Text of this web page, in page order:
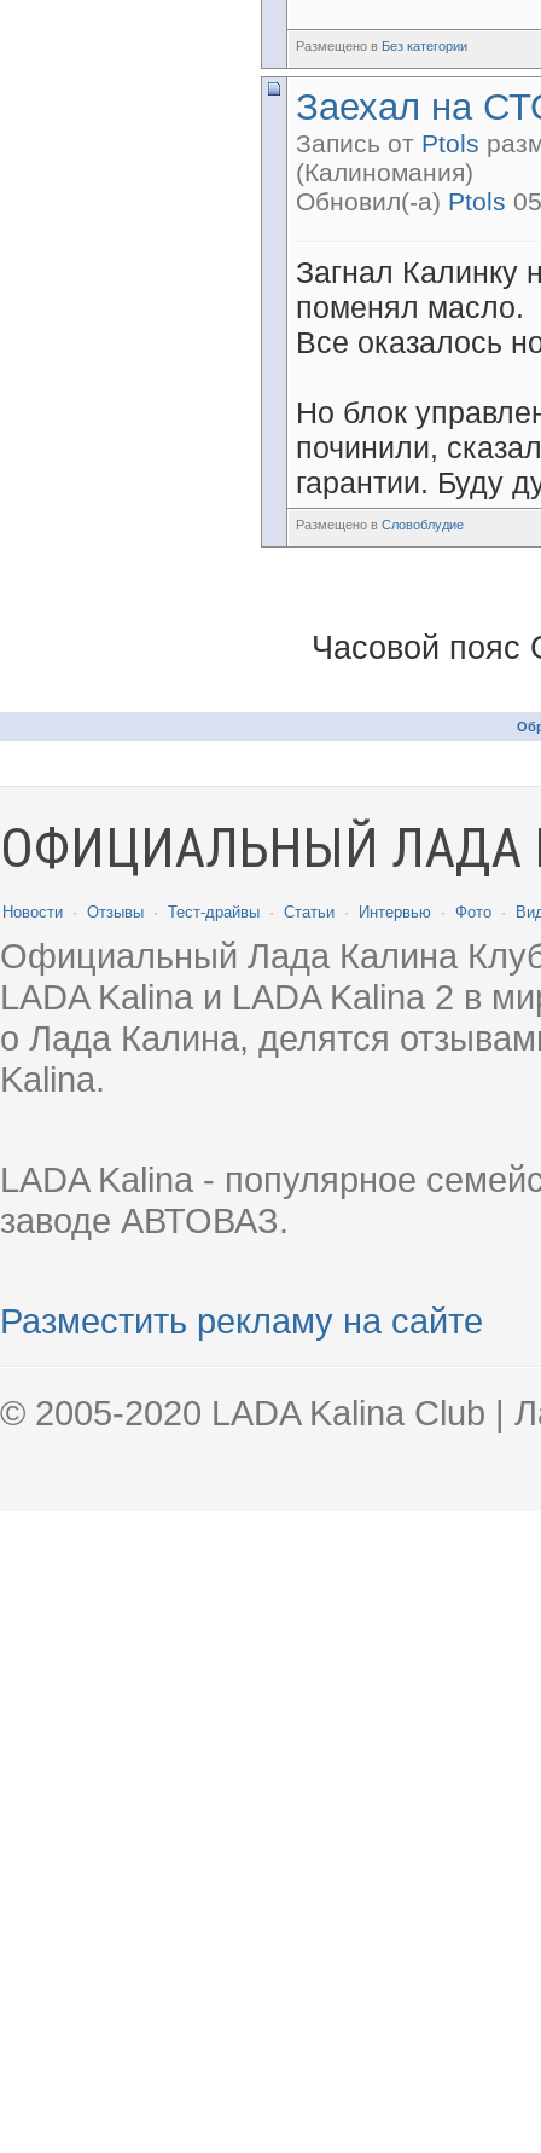
Размещено в Без категории
Заехал на
Запись от Ptols
(Калиномания)
Обновил(-а) Ptols
Загнал Калинку
поменял масло.
Все оказалось
Но блок
починили,
гарантии. Буду
Размещено в Словоблудие
Часовой пояс
ОФИЦИАЛЬНЫЙ ЛАДА
Новости · Отзывы · Тест-драйвы · Статьи · Интервью · Фото ·
Официальный Лада Калина
LADA Kalina и LADA Kalina 2 в
о Лада Калина, делятся
Kalina.
LADA Kalina - популярное
заводе АВТОВАЗ.
Разместить рекламу на сайте
© 2005-2020 LADA Kalina Club |